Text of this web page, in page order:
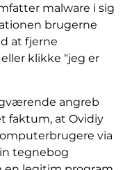
malware i sig
brugerne
at fjerne
klikke “jeg er
angreb
faktum, at Ovidiy
via
tegnebog